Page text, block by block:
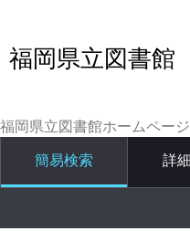
福岡県立図書館
福岡県立図書館ホームペー
簡易検索 詳